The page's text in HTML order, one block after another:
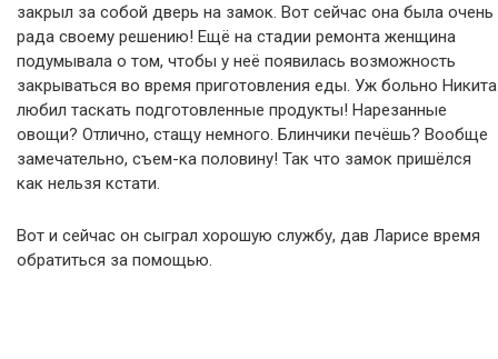
закрыл за собой дверь на замок. Вот сейчас она была очень
рада своему решению! Ещё на стадии ремонта женщина
подумывала о том, чтобы у неё появилась возможность
закрываться во время приготовления еды. Уж больно Никита
любил таскать подготовленные продукты! Нарезанные
овощи? Отлично, стащу немного. Блинчики печёшь? Вообще
замечательно, съем-ка половину! Так что замок пришёлся
как нельзя кстати.
Вот и сейчас он сыграл хорошую службу, дав Ларисе время
обратиться за помощью.